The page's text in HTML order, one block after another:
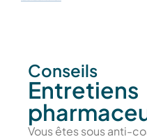
Conseils
Entretiens
Vous êtes sous anti-